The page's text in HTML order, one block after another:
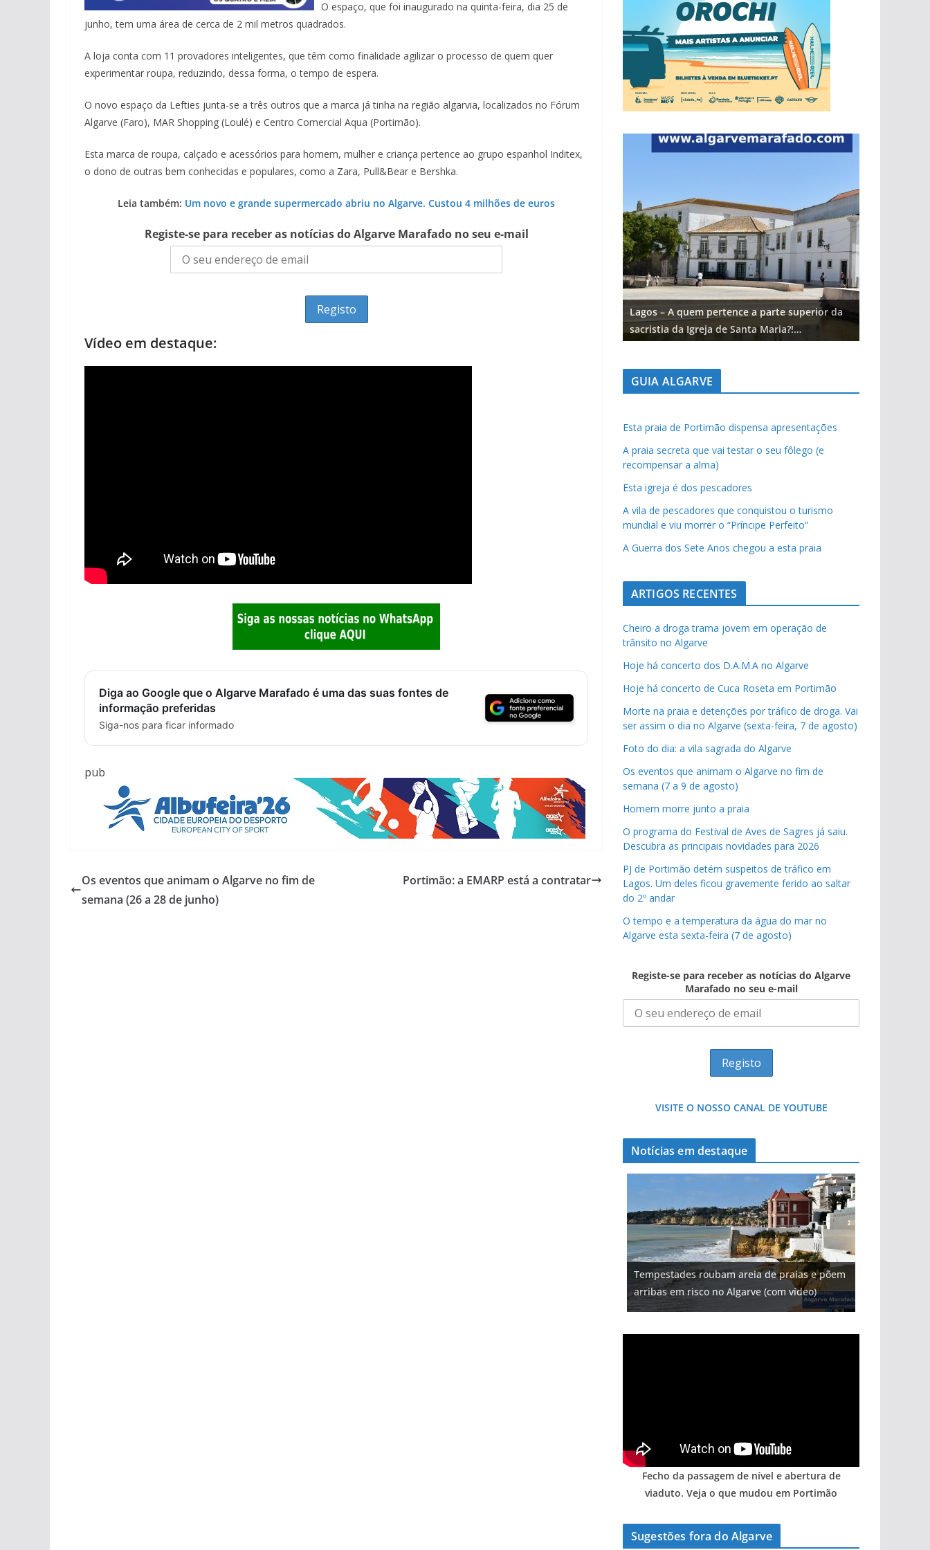
O espaço, que foi inaugurado na quinta-feira, dia 25 de
junho, tem uma área de cerca de 2 mil metros quadrados.
A loja conta com 11 provadores inteligentes, que têm como finalidade agilizar o processo de quem quer
experimentar roupa, reduzindo, dessa forma, o tempo de espera.
O novo espaço da Lefties junta-se a três outros que a marca já tinha na região algarvia, localizados no Fórum
Algarve (Faro), MAR Shopping (Loulé) e Centro Comercial Aqua (Portimão).
Esta marca de roupa, calçado e acessórios para homem, mulher e criança pertence ao grupo espanhol Inditex,
o dono de outras bem conhecidas e populares, como a Zara, Pull&Bear e Bershka.
Leia também: Um novo e grande supermercado abriu no Algarve. Custou 4 milhões de euros
Registe-se para receber as notícias do Algarve Marafado no seu e-mail
Vídeo em destaque:
Diga ao Google que o Algarve Marafado é uma das suas fontes de
informação preferidas
Siga-nos para ficar informado
pub
Os eventos que animam o Algarve no fim de
semana (26 a 28 de junho)
Portimão: a EMARP está a contratar
Lagos – A quem pertence a parte superior da
sacristia da Igreja de Santa Maria?!…
GUIA ALGARVE
Esta praia de Portimão dispensa apresentações
A praia secreta que vai testar o seu fôlego (e
recompensar a alma)
Esta igreja é dos pescadores
A vila de pescadores que conquistou o turismo
mundial e viu morrer o “Príncipe Perfeito”
A Guerra dos Sete Anos chegou a esta praia
ARTIGOS RECENTES
Cheiro a droga trama jovem em operação de
trânsito no Algarve
Hoje há concerto dos D.A.M.A no Algarve
Hoje há concerto de Cuca Roseta em Portimão
Morte na praia e detenções por tráfico de droga. Vai
ser assim o dia no Algarve (sexta-feira, 7 de agosto)
Foto do dia: a vila sagrada do Algarve
Os eventos que animam o Algarve no fim de
semana (7 a 9 de agosto)
Homem morre junto a praia
O programa do Festival de Aves de Sagres já saiu.
Descubra as principais novidades para 2026
PJ de Portimão detém suspeitos de tráfico em
Lagos. Um deles ficou gravemente ferido ao saltar
do 2º andar
O tempo e a temperatura da água do mar no
Algarve esta sexta-feira (7 de agosto)
Registe-se para receber as notícias do Algarve
Marafado no seu e-mail
VISITE O NOSSO CANAL DE YOUTUBE
Notícias em destaque
Tempestades roubam areia de praias e põem
arribas em risco no Algarve (com vídeo)
Milagre da água. Fontes emblemáticas do
Algarve voltam a ter vida (com vídeo)
Projeto milionário: investimento de 108
milhões de euros na construção de dois
hotéis (com vídeo)
Tapas do mar a 3 euros cada. Nova rota
gastronómica nasce no Algarve
Foto do dia: uma cidade algarvia que cresceu
entre redes e fábricas
Fecho da passagem de nível e abertura de
viaduto. Veja o que mudou em Portimão
Sugestões fora do Algarve